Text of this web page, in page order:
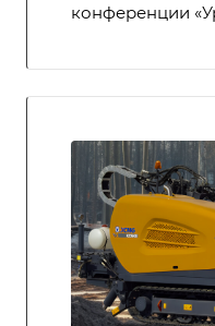
конференции